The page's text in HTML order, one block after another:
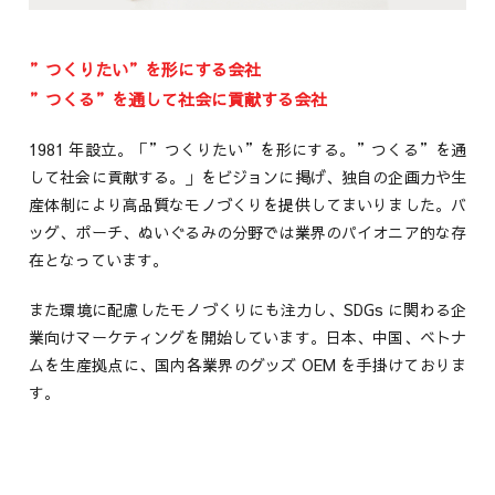
”つくりたい”を形にする会社
”つくる”を通して社会に貢献する会社
1981 年設立。「”つくりたい”を形にする。”つくる”を通
して社会に貢献する。」をビジョンに掲げ、独自の企画力や生
産体制により高品質なモノづくりを提供してまいりました。バ
ッグ、ポーチ、ぬいぐるみの分野では業界のパイオニア的な存
在となっています。
また環境に配慮したモノづくりにも注力し、SDGs に関わる企
業向けマーケティングを開始しています。日本、中国、ベトナ
ムを生産拠点に、国内各業界のグッズ OEM を手掛けておりま
す。